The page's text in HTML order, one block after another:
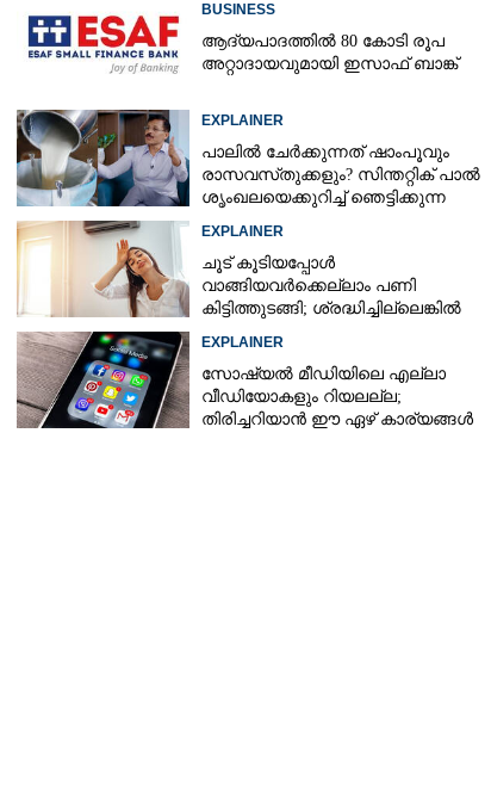
BUSINESS
ആദ്യപാദത്തിൽ 80 കോടി രൂപ
അറ്റാദായവുമായി ഇസാഫ് ബാങ്ക്
EXPLAINER
പാലിൽ ചേർക്കുന്നത് ഷാംപൂവും
രാസവസ്‌തുക്കളും? സിന്തറ്റിക് പാൽ
ശൃംഖലയെക്കുറിച്ച് ഞെട്ടിക്കുന്ന
EXPLAINER
ചൂട് കൂടിയപ്പോൾ
വാങ്ങിയവർക്കെല്ലാം പണി
കിട്ടിത്തുടങ്ങി; ശ്രദ്ധിച്ചില്ലെങ്കിൽ
EXPLAINER
സോഷ്യൽ മീഡിയിലെ എല്ലാ
വീഡിയോകളും റിയലല്ല;
തിരിച്ചറിയാൻ ഈ ഏഴ് കാര്യങ്ങൾ